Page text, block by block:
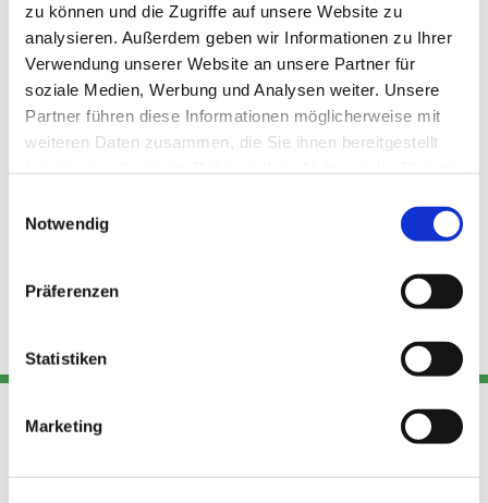
zu können und die Zugriffe auf unsere Website zu
analysieren. Außerdem geben wir Informationen zu Ihrer
Verwendung unserer Website an unsere Partner für
soziale Medien, Werbung und Analysen weiter. Unsere
Partner führen diese Informationen möglicherweise mit
weiteren Daten zusammen, die Sie ihnen bereitgestellt
Notwendig
Präferenzen
Statistiken
Marketing
Adresse
Kont
Links